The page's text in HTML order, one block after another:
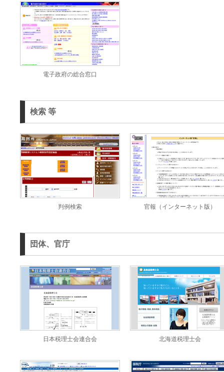
電子政府の総合窓口
検索 等
判例検索 官報（インターネット版）
団体、官庁
日本税理士会連合会 北海道税理士会